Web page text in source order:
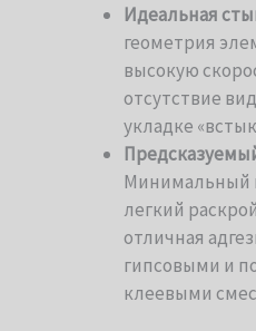
Идеальная
геометрия
высокую
отсутствие
укладке
Минимальный
легкий
отличная
гипсовыми и
клеевыми